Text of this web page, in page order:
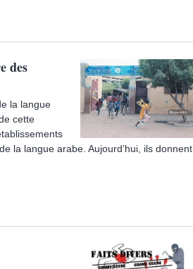
des
la langue
cette
la langue arabe. Aujourd’hui, ils donnent